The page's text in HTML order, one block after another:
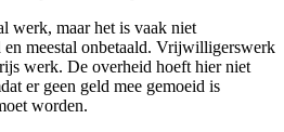
werk, maar het is vaak niet
en meestal onbetaald. Vrijwilligerswerk
werk. De overheid hoeft hier niet
er geen geld mee gemoeid is
worden.